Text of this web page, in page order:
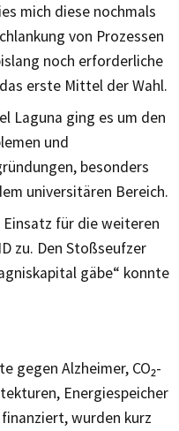
mich diese nochmals
von Prozessen
noch erforderliche
erste Mittel der Wahl.
Laguna ging es um den
und
besonders
universitären Bereich.
für die weiteren
zu. Den Stoßseufzer
gäbe“ konnte
gegen Alzheimer, CO₂-
Energiespeicher
wurden kurz